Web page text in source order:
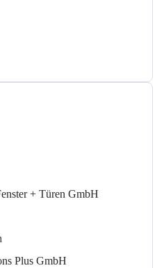
+ Türen GmbH
Plus GmbH